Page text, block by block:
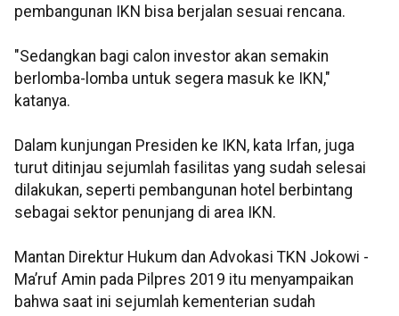
pembangunan IKN bisa berjalan sesuai rencana.
"Sedangkan bagi calon investor akan semakin
berlomba-lomba untuk segera masuk ke IKN,"
katanya.
Dalam kunjungan Presiden ke IKN, kata Irfan, juga
turut ditinjau sejumlah fasilitas yang sudah selesai
dilakukan, seperti pembangunan hotel berbintang
sebagai sektor penunjang di area IKN.
Mantan Direktur Hukum dan Advokasi TKN Jokowi -
Ma’ruf Amin pada Pilpres 2019 itu menyampaikan
bahwa saat ini sejumlah kementerian sudah